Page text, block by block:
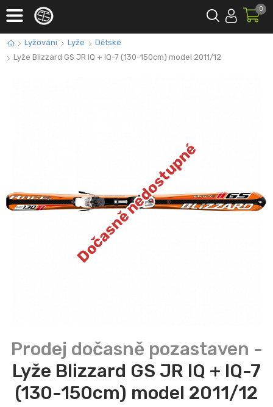
0
Lyžování Lyže
Dětské
Lyže Blizzard GS JR IQ + IQ-7 (130-150cm) model 2011/12
Dočasně nedostupné
Lyže Blizzard GS JR IQ + IQ-7
(130-150cm) model 2011/12